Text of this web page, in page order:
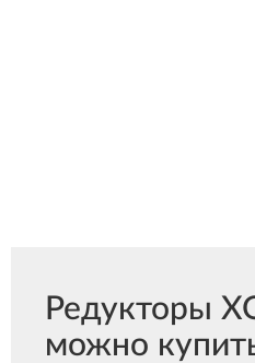
Редукторы
можно